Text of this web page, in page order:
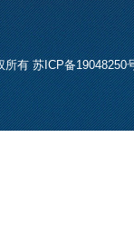
所有苏ICP备19048250